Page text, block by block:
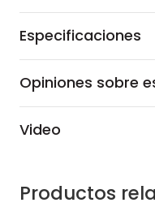
Especificaciones
Opiniones sobre
Video
Productos